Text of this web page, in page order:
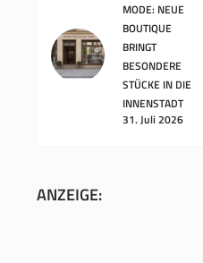
MODE: NEUE
BOUTIQUE
BRINGT
BESONDERE
STÜCKE IN DIE
INNENSTADT
31. Juli 2026
ANZEIGE: